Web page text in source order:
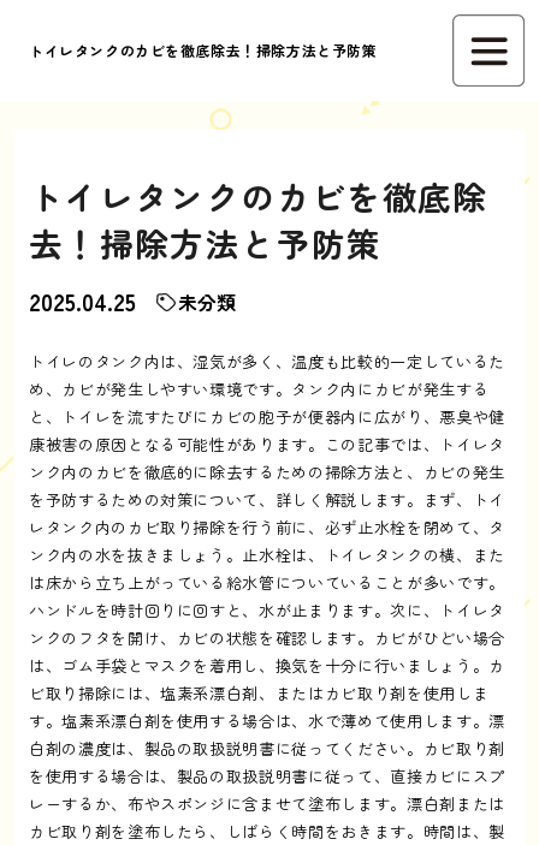
トイレタンクのカビを徹底除去！掃除方法と予防策
トイレタンクのカビを徹底除
去！掃除方法と予防策
2025.04.25 未分類
トイレのタンク内は、湿気が多く、温度も比較的一定しているた
め、カビが発生しやすい環境です。タンク内にカビが発生する
と、トイレを流すたびにカビの胞子が便器内に広がり、悪臭や健
康被害の原因となる可能性があります。この記事では、トイレタ
ンク内のカビを徹底的に除去するための掃除方法と、カビの発生
を予防するための対策について、詳しく解説します。まず、トイ
レタンク内のカビ取り掃除を行う前に、必ず止水栓を閉めて、タ
ンク内の水を抜きましょう。止水栓は、トイレタンクの横、また
は床から立ち上がっている給水管についていることが多いです。
ハンドルを時計回りに回すと、水が止まります。次に、トイレタ
ンクのフタを開け、カビの状態を確認します。カビがひどい場合
は、ゴム手袋とマスクを着用し、換気を十分に行いましょう。カ
ビ取り掃除には、塩素系漂白剤、またはカビ取り剤を使用しま
す。塩素系漂白剤を使用する場合は、水で薄めて使用します。漂
白剤の濃度は、製品の取扱説明書に従ってください。カビ取り剤
を使用する場合は、製品の取扱説明書に従って、直接カビにスプ
レーするか、布やスポンジに含ませて塗布します。漂白剤または
カビ取り剤を塗布したら、しばらく時間をおきます。時間は、製